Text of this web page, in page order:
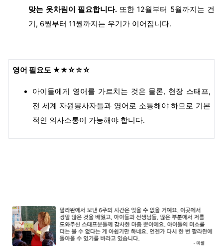
맞는 옷차림이 필요합니다. 또한 12월부터 5월까지는 건
기, 6월부터 11월까지는 우기가 이어집니다.
영어 필요도 ★★☆☆☆
아이들에게 영어를 가르치는 것은 물론, 현장 스태프,
전 세계 자원봉사자들과 영어로 소통해야 하므로 기본
적인 의사소통이 가능해야 합니다.